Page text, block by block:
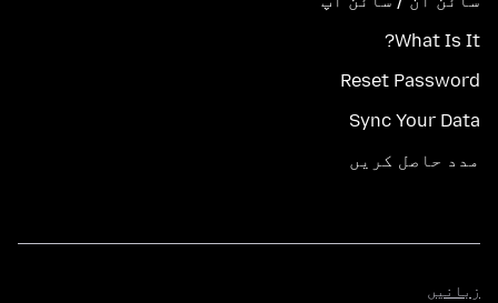
What Is It?
Reset Password
Sync Your Data
مدد حاصل کریں
زبانیں